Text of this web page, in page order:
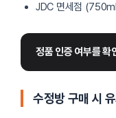
JDC 면세점
정품 인증 여부를 확
수정방 구매 시